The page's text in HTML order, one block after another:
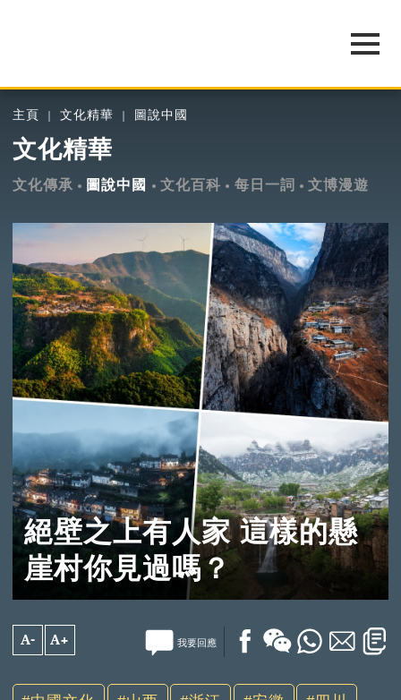
主頁 文化精華 圖說中國
文化精華
文化傳承 圖說中國 文化百科 每日一詞 文博漫遊
絕壁之上有人家 這樣的懸
崖村你見過嗎？
A- A+ 我要回應